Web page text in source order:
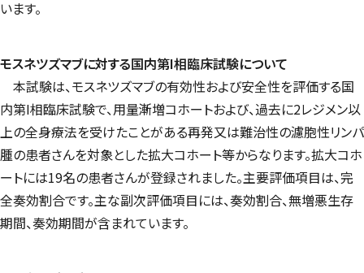
います。
モスネツズマブに対する国内第I相臨床試験について
本試験は、モスネツズマブの有効性および安全性を評価する国
内第I相臨床試験で、用量漸増コホートおよび、過去に2レジメン以
上の全身療法を受けたことがある再発又は難治性の濾胞性リンパ
腫の患者さんを対象とした拡大コホート等からなります。拡大コホ
ートには19名の患者さんが登録されました。主要評価項目は、完
全奏効割合です。主な副次評価項目には、奏効割合、無増悪生存
期間、奏効期間が含まれています。